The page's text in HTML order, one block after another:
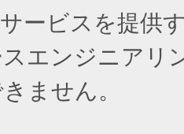
ービスを提供
エンジニアリ
ません。